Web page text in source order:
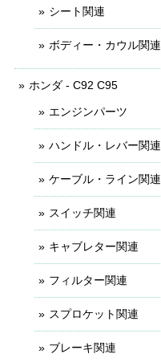
シート関連
ボディー・カウル関連
ホンダ - C92 C95
エンジンパーツ
ハンドル・レバー関連
ケーブル・ライン関連
スイッチ関連
キャブレター関連
フィルター関連
スプロケット関連
ブレーキ関連